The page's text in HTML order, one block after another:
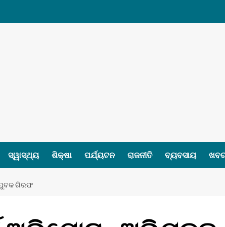
ସ୍ୱାସ୍ଥ୍ୟ ଶିକ୍ଷା ପର୍ଯ୍ୟଟନ ରାଜନୀତି ବ୍ୟବସାୟ
ଯୁବକ ଗିରଫ